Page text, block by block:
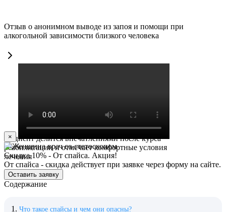
Отзыв о анонимном выводе из запоя и помощи при
алкогольной зависимости близкого человека
Пациент делится впечатлениями после курса
реабилитации и отмечает комфортные условия
лечения
×
Скидка 10% - От спайса. Акция!
От спайса - скидка действует при заявке через форму на сайте.
Оставить заявку
Содержание
Что такое спайсы и чем они опасны?